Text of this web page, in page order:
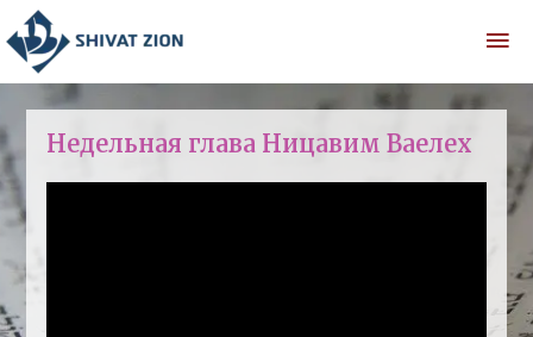
Недельная глава Ницавим Ваелех